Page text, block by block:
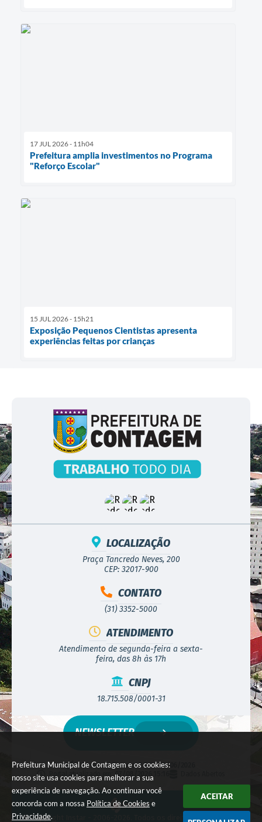
Prefeitura Municipal de Contagem e os cookies:
nosso site usa cookies para melhorar a sua
experiência de navegação. Ao continuar você
concorda com a nossa Política de Cookies e
Privacidade.
ACEITAR
17 JUL 2026 - 11h04
Prefeitura amplia investimentos no Programa
"Reforço Escolar"
15 JUL 2026 - 15h21
Exposição Pequenos Cientistas apresenta
experiências feitas por crianças
LOCALIZAÇÃO
Praça Tancredo Neves, 200
CEP: 32017-900
CONTATO
(31) 3352-5000
ATENDIMENTO
Atendimento de segunda-feira a sexta-
feira, das 8h às 17h
CNPJ
18.715.508/0001-31
Versão do Sistema:3.5.3 - 19/06/2026
Portal atualizado em:
07/08/2026 15:16
NEWSLETTER
© Copyright Instar - 2006-2026. Todos os direitos reservados -